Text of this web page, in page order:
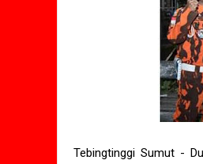
Tebingtinggi Sumut -